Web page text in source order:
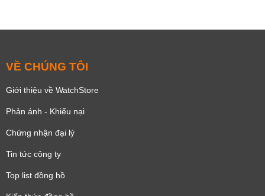
VỀ CHÚNG TÔI
Giới thiệu về WatchStore
Phản ánh - Khiếu nại
Chứng nhận đại lý
Tin tức công ty
Top list đồng hồ